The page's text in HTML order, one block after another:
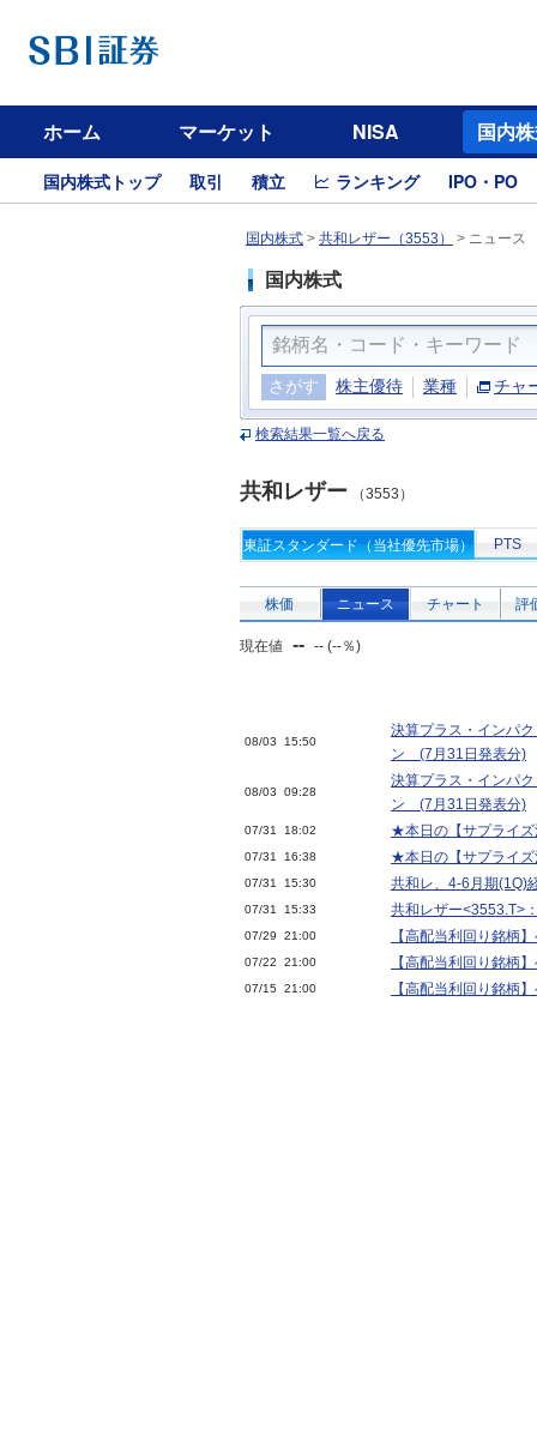
ホーム マーケット NISA 国内
国内株式トップ 取引 積立 ランキング IPO・PO
国内株式 > 共和レザー（3553） > ニュース
国内株式
さがす 株主優待 業種 チャ
検索結果一覧へ戻る
共和レザー （3553）
東証スタンダード（当社優先市場） PTS
株価 ニュース チャート 評
現在値 -- -- (--％)
08/03 15:50
決算プラス・インパ
ン (7月31日発表分)
08/03 09:28
決算プラス・インパ
ン (7月31日発表分)
07/31 18:02 ★本日の【サプライ
07/31 16:38 ★本日の【サプライ
07/31 15:30 共和レ、4-6月期(1Q)
07/31 15:33 共和レザー<3553.T>
07/29 21:00 【高配当利回り銘柄
07/22 21:00 【高配当利回り銘柄
07/15 21:00 【高配当利回り銘柄